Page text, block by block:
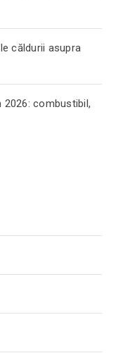
căldurii asupra
combustibil,